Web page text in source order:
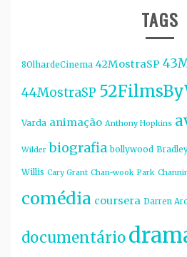
TAGS
8OlhardeCinema 42MostraSP
44MostraSP
Varda animação Anthony Hopkins
Wilder biografia bollywood
Willis Cary Grant Chan-wook Park
comédia coursera Darren
documentário